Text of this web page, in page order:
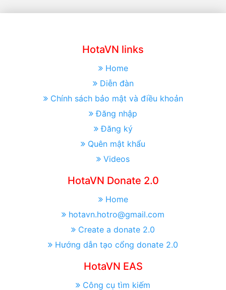
HotaVN links
Home
Diễn đàn
Chính sách bảo mật và điều khoản
Đăng nhập
Đăng ký
Quên mật khẩu
Videos
HotaVN Donate 2.0
Home
hotavn.hotro@gmail.com
Create a donate 2.0
Hướng dẫn tạo cổng donate 2.0
HotaVN EAS
Công cụ tìm kiếm